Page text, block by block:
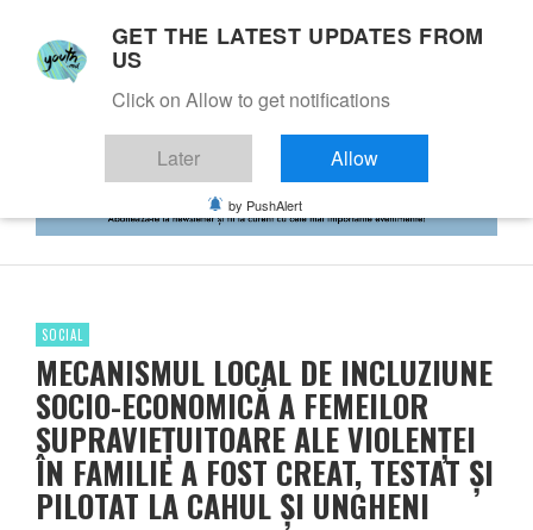
SOCIAL
MECANISMUL LOCAL DE INCLUZIUNE
SOCIO-ECONOMICĂ A FEMEILOR
SUPRAVIEȚUITOARE ALE VIOLENȚEI
ÎN FAMILIE A FOST CREAT, TESTAT ȘI
PILOTAT LA CAHUL ȘI UNGHENI
GET THE LATEST UPDATES FROM
US
Click on Allow to get notifications
Later Allow
by PushAlert